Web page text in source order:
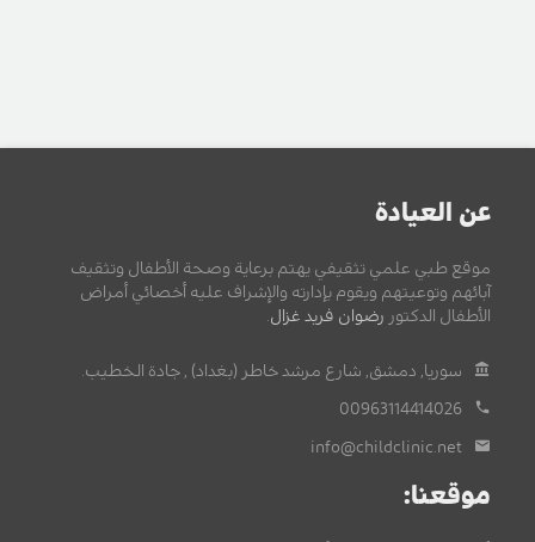
عن العيادة
موقع طبي علمي تثقيفي يهتم برعاية وصحة الأطفال وتثقيف
آبائهم وتوعيتهم ويقوم بإدارته والإشراف عليه أخصائي أمراض
الأطفال الدكتور رضوان فريد غزال.
سوريا, دمشق, شارع مرشد خاطر (بغداد) , جادة الخطيب.
00963114414026
info@childclinic.net
موقعنا: